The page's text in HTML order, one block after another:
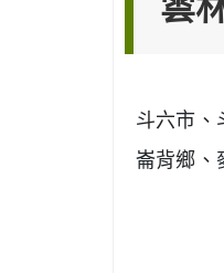
斗六市、
崙背鄉、